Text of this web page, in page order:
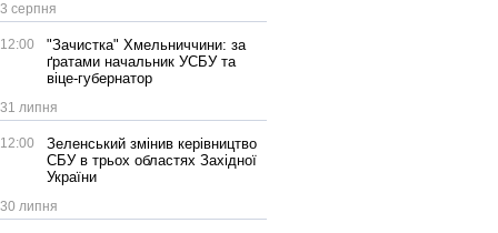
3 серпня
12:00
"Зачистка" Хмельниччини: за
ґратами начальник УСБУ та
віце-губернатор
31 липня
12:00
Зеленський змінив керівництво
СБУ в трьох областях Західної
України
30 липня